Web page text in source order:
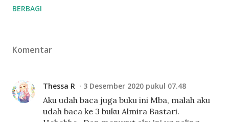
BERBAGI
Komentar
Thessa R 3 Desember 2020 pukul 07.48
Aku udah baca juga buku ini Mba, malah aku
udah baca ke 3 buku Almira Bastari.